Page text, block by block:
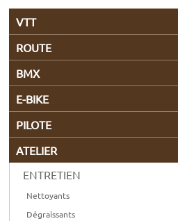
VTT
ROUTE
BMX
E-BIKE
PILOTE
ATELIER
ENTRETIEN
Nettoyants
Dégraissants